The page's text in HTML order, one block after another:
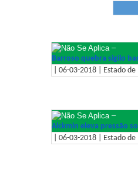
–
Barroso quebra sigilo
| 06-03-2018 | Estado
–
Alckmin eleva pressão
| 06-03-2018 | Estado